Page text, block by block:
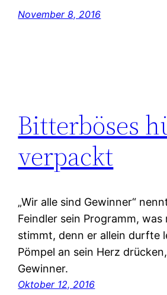
November 8, 2016
Bitterböses
verpackt
„Wir alle sind Gewinner“
Feindler sein Programm,
stimmt, denn er allein durfte
Pömpel an sein Herz
Gewinner.
Oktober 12, 2016